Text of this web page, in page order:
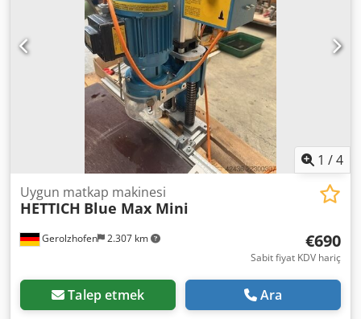
1 /4
Gerolzhofen 2.307 km
Uygun matkap makinesi
HETTICH Blue Max Mini
€690
Sabit fiyat KDV hariç
Talep etmek Ara